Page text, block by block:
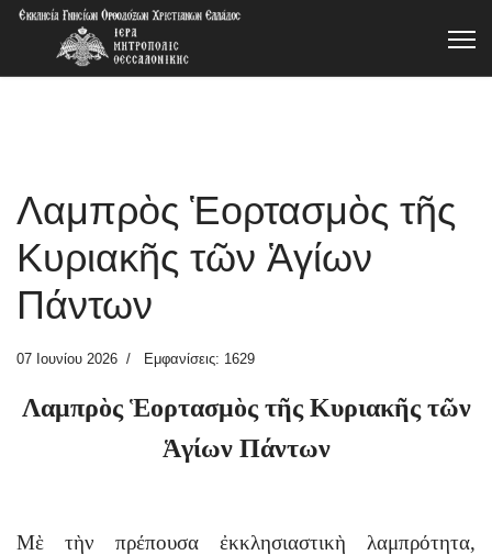
Λαμπρὸς Ἑορτασμὸς τῆς
Κυριακῆς τῶν Ἁγίων
Πάντων
07 Ιουνίου 2026 Εμφανίσεις: 1629
Λαμπρὸς Ἑορτασμὸς τῆς Κυριακῆς τῶν
Ἁγίων Πάντων
Μὲ τὴν πρέπουσα ἐκκλησιαστικὴ λαμπρότητα,